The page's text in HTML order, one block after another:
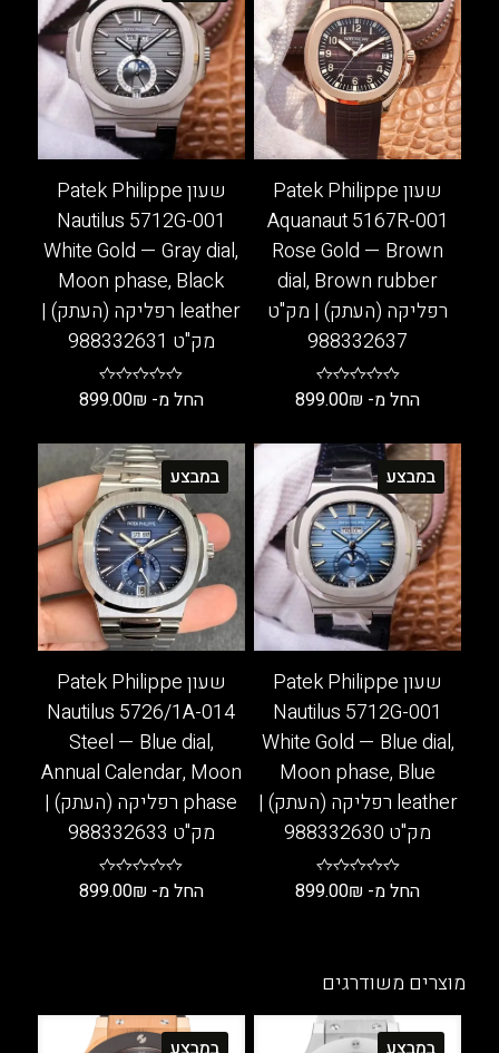
שעון Patek Philippe
Aquanaut 5167R-001
Rose Gold — Brown
dial, Brown rubber
רפליקה (העתק) | מק"ט
988332637
החל מ- 899.00₪
זה
יש
מספר
סוגים.
ניתן
לבחור
את
האפשרויות
בעמוד
המוצר
שעון Patek Philippe
Nautilus 5712G-001
White Gold — Gray dial,
Moon phase, Black
leather רפליקה (העתק) |
מק"ט 988332631
החל מ- 899.00₪
זה
יש
מספר
סוגים.
ניתן
לבחור
את
האפשרויות
בעמוד
המוצר
במבצע
שעון Patek Philippe
Nautilus 5712G-001
White Gold — Blue dial,
Moon phase, Blue
leather רפליקה (העתק) |
מק"ט 988332630
החל מ- 899.00₪
יש
סוגים.
במבצע
שעון Patek Philippe
Nautilus 5726/1A-014
Steel — Blue dial,
Annual Calendar, Moon
phase רפליקה (העתק) |
מק"ט 988332633
החל מ- 899.00₪
סוגים.
מוצרים משודרגים